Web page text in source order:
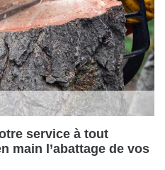
service à tout
main l’abattage de vos